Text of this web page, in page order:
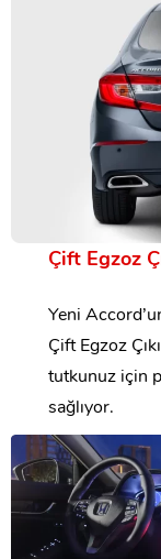
Çift Egzoz
Yeni
Çift Egzoz
tutkunuz için
sağlıyor.